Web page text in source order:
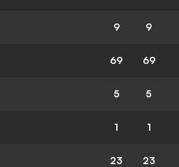
9 9
69 69
5 5
1 1
23 23